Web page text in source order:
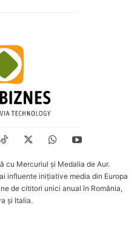
cu Mercuriul și Medalia de Aur.
influente inițiative media din Europa
de cititori unici anual în România,
și Italia.